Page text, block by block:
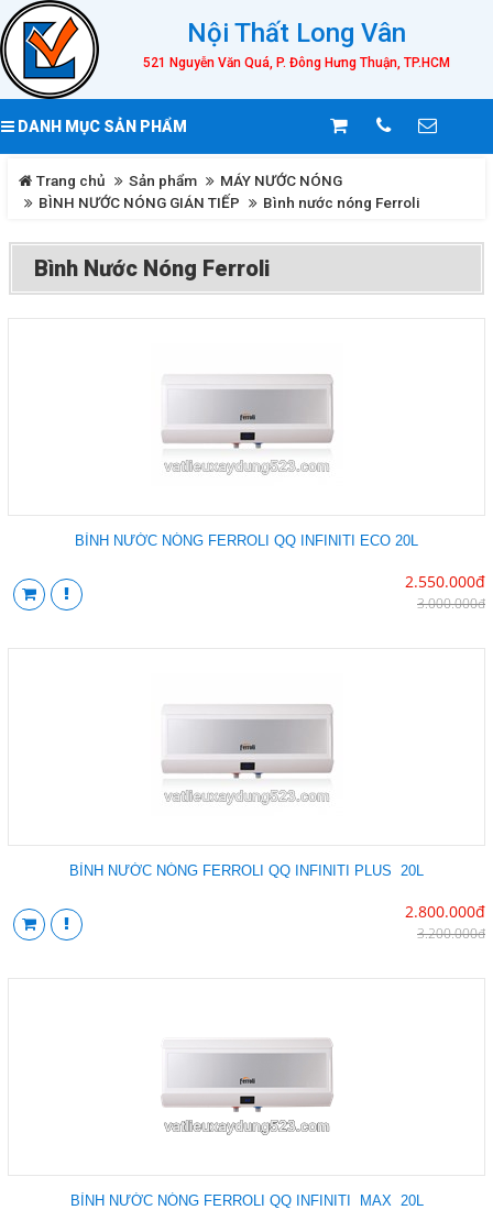
Nội Thất Long Vân
521 Nguyễn Văn Quá, P. Đông Hưng Thuận, TP.HCM
DANH MỤC SẢN PHẨM
Trang chủ Sản phẩm
MÁY NƯỚC NÓNG
BÌNH NƯỚC NÓNG GIÁN TIẾP
Bình nước nóng Ferroli
Bình Nước Nóng Ferroli
BÌNH NƯỚC NÓNG FERROLI QQ INFINITI ECO 20L
2.550.000đ
3.000.000đ
BÌNH NƯỚC NÓNG FERROLI QQ INFINITI PLUS 20L
2.800.000đ
3.200.000đ
BÌNH NƯỚC NÓNG FERROLI QQ INFINITI MAX 20L